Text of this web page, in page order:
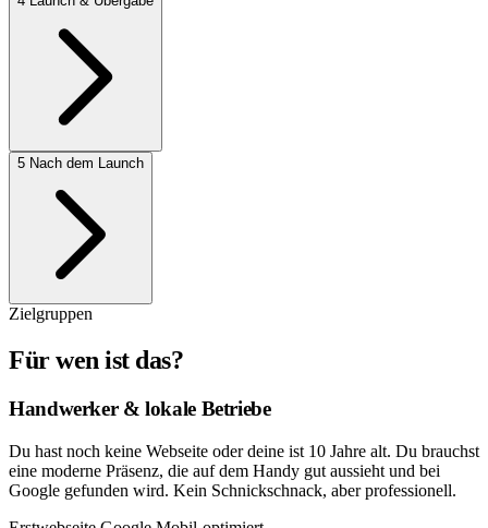
5 Nach dem Launch
Zielgruppen
Fürwen ist das?
Handwerker & lokale Betriebe
Du hast noch keine Webseite oder deine ist 10 Jahre alt. Du brauchst
eine moderne Präsenz, die auf dem Handy gut aussieht und bei
Google gefunden wird. Kein Schnickschnack, aber professionell.